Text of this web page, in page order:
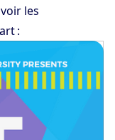
les
: